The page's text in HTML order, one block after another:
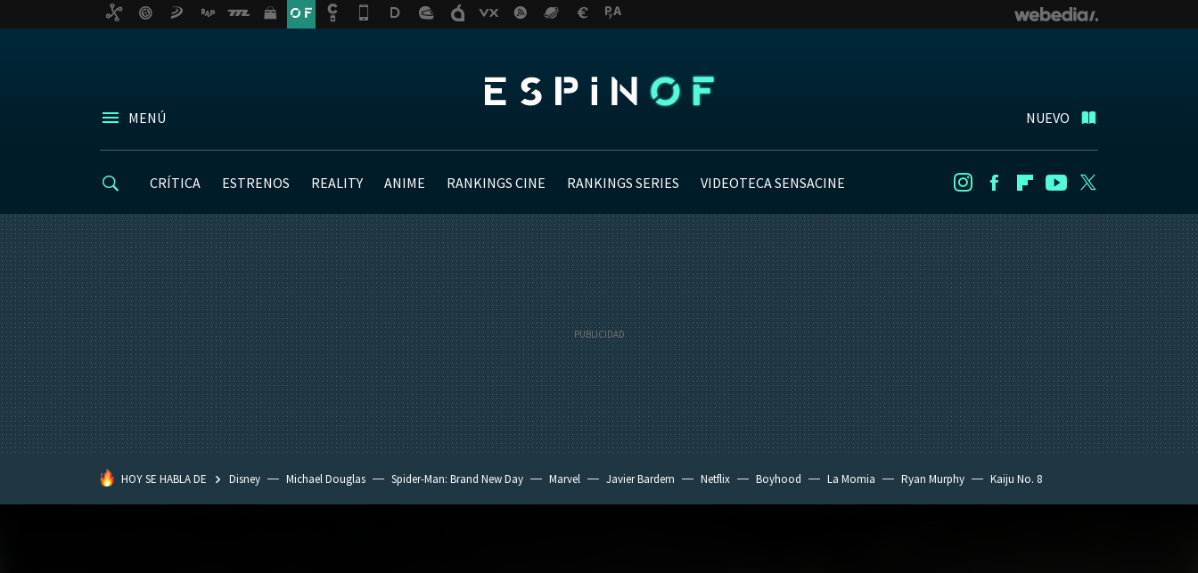
MENÚ NUEVO
CRÍTICA ESTRENOS REALITY ANIME RANKINGS CINE RANKINGS SERIES VIDEOTECA SENSACINE InstagramFacebookFlipboard
Youtube
HOY SE HABLA DE Disney Michael Douglas Spider-Man: Brand New Day Marvel Javier Bardem Netflix Boyhood La Momia Ryan Murphy Kaiju No. 8